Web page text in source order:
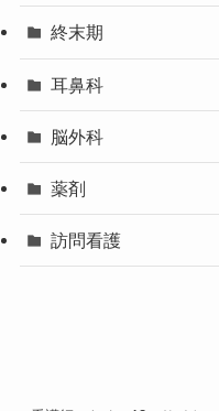
終末期
耳鼻科
脳外科
薬剤
訪問看護